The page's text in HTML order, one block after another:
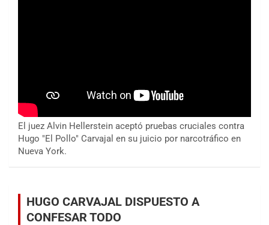
El juez Alvin Hellerstein aceptó pruebas cruciales contra
Hugo "El Pollo" Carvajal en su juicio por narcotráfico en
Nueva York.
HUGO CARVAJAL DISPUESTO A
CONFESAR TODO